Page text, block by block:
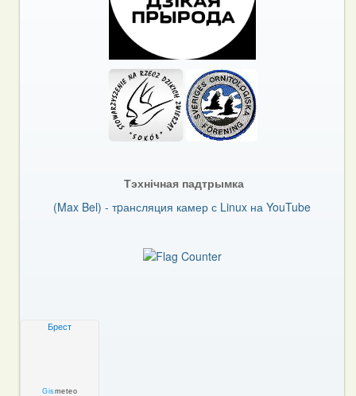
Тэхнічная падтрымка
(Max Bel) - тpансляция камер с Linux на YouTube
Брест
Gismeteo